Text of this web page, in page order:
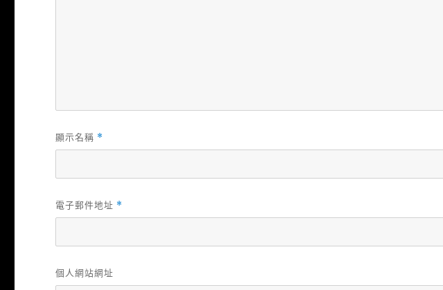
顯示名稱 *
電子郵件地址 *
個人網站網址